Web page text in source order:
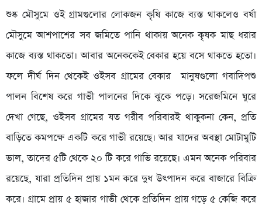
শুষ্ক মৌসুমে ওই গ্রামগুলোর লোকজন কৃষি কাজে ব্যস্ত থাকলেও বর্ষা
মৌসুমে আশপাশের সব জমিতে পানি থাকায় অনেক কৃষক মাছ ধরার
কাজে ব্যস্ত থাকতো। আবার অনেককেই বেকার হয়ে বসে থাকতে হতো।
ফলে দীর্ঘ দিন থেকেই ওইসব গ্রামের বেকার মানুষগুলো গবাদিপশু
পালন বিশেষ করে গাভী পালনের দিকে ঝুকে পড়ে। সরেজমিনে ঘুরে
দেখা গেছে, ওইসব গ্রামের যত গরীব পরিবারই থাকুকনা কেন, প্রতি
বাড়িতে কমপক্ষে একটি করে গাভী রয়েছে। আর যাদের অবস্থা মোটামুটি
ভাল, তাদের ৫টি থেকে ২০ টি করে গাভি রয়েছে। এমন অনেক পরিবার
রয়েছে, যারা প্রতিদিন প্রায় ১মন করে দুধ উৎপাদন করে বাজারে বিক্রি
করে। গ্রামে প্রায় ৫ হাজার গাভী থেকে প্রতিদিন প্রায় গড়ে ৫ কেজি করে